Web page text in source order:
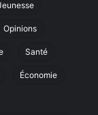
Opinions
Santé
Économie